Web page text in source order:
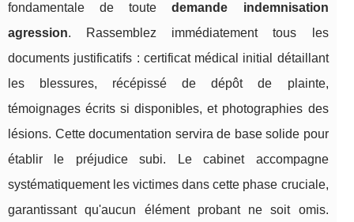
fondamentale de toutedemande indemnisation
agression. Rassemblez immédiatement tous les
documents justificatifs : certificat médical initial détaillant
les blessures, récépissé de dépôt de plainte,
témoignages écrits si disponibles, et photographies des
lésions. Cette documentation servira de base solide pour
établir le préjudice subi. Le cabinet accompagne
systématiquement les victimes dans cette phase cruciale,
garantissant qu'aucun élément probant ne soit omis.